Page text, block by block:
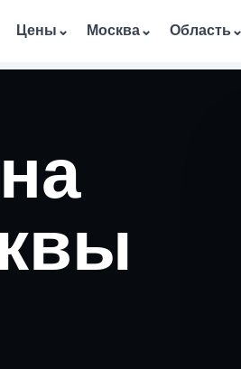
Цены ⌄ Москва⌄ Область ⌄